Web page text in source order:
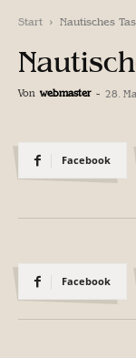
Start Nautisches
Von webmaster - 28.
Facebook
Facebook